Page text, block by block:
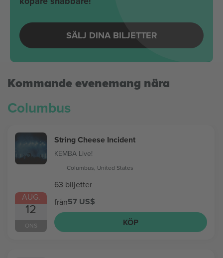
SÄLJ DINA BILJETTER
Kommande evenemang nära
Columbus
AUG.
12
ONS
String Cheese Incident
KEMBA Live!
Columbus, United States
63 biljetter
från57 US$
KÖP